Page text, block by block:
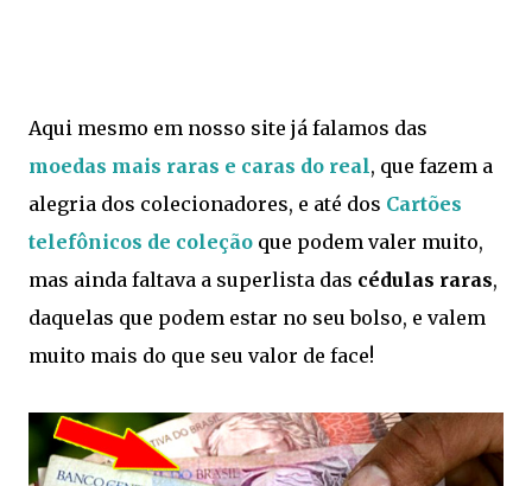
Aqui mesmo em nosso site já falamos das
moedas mais raras e caras do real, que fazem a
alegria dos colecionadores, e até dos Cartões
telefônicos de coleção que podem valer muito,
mas ainda faltava a superlista das cédulas raras,
daquelas que podem estar no seu bolso, e valem
muito mais do que seu valor de face!